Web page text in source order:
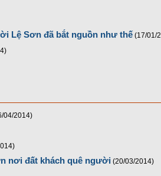
Lệ Sơn đã bắt nguồn như thế (17/01/
04/2014)
nơi đất khách quê người (20/03/2014)